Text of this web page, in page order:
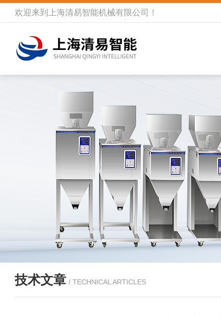
欢迎来到 上海清易智能机械有限公司 ！
技术文章 / TECHNICAL ARTICLES